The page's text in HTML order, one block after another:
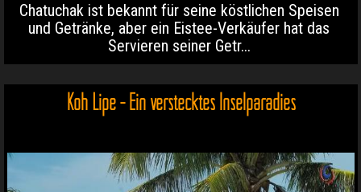
Chatuchak ist bekannt für seine köstlichen Speisen
und Getränke, aber ein Eistee-Verkäufer hat das
Servieren seiner Getr...
Koh Lipe - Ein verstecktes Inselparadies